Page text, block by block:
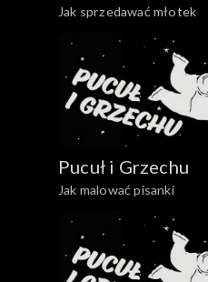
Jak sprzedawać młotek
Pucuł i Grzechu
Jak malować pisanki